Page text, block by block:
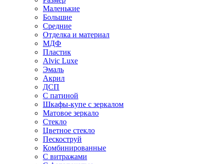
Маленькие
Большие
Средние
Отделка и материал
МДФ
Пластик
Alvic Luxe
Эмаль
Акрил
ДСП
С патиной
Шкафы-купе с зеркалом
Матовое зеркало
Стекло
Цветное стекло
Пескоструй
Комбинированные
С витражами